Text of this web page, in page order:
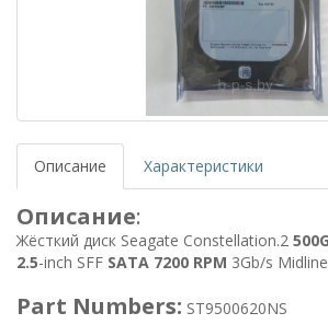
Описание Характеристики
Описание:
Жёсткий диск Seagate Constellation.2
2.5-inch SFF SATA 7200 RPM 3Gb/s
Part Numbers: ST9500620NS